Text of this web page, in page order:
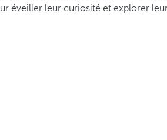
éveiller leur curiosité et explorer